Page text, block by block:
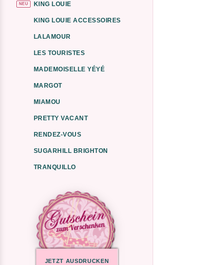
NEU KING LOUIE
KING LOUIE ACCESSOIRES
LALAMOUR
LES TOURISTES
MADEMOISELLE YÉYÉ
MARGOT
MIAMOU
PRETTY VACANT
RENDEZ-VOUS
SUGARHILL BRIGHTON
TRANQUILLO
JETZT AUSDRUCKEN